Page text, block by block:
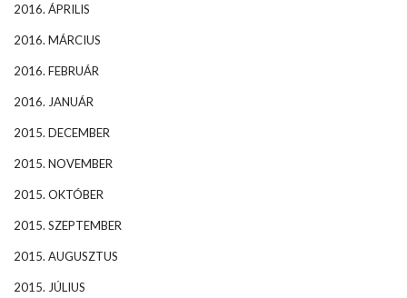
2016. ÁPRILIS
2016. MÁRCIUS
2016. FEBRUÁR
2016. JANUÁR
2015. DECEMBER
2015. NOVEMBER
2015. OKTÓBER
2015. SZEPTEMBER
2015. AUGUSZTUS
2015. JÚLIUS